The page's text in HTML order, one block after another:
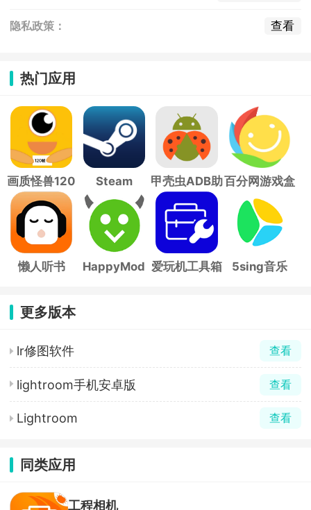
隐私政策： 查看
热门应用
画质怪兽120
帧
Steam
甲壳虫ADB助
手
百分网游戏盒
子
懒人听书 HappyMod 爱玩机工具箱 5sing音乐
更多版本
lr修图软件 查看
lightroom手机安卓版 查看
Lightroom 查看
同类应用
工程相机